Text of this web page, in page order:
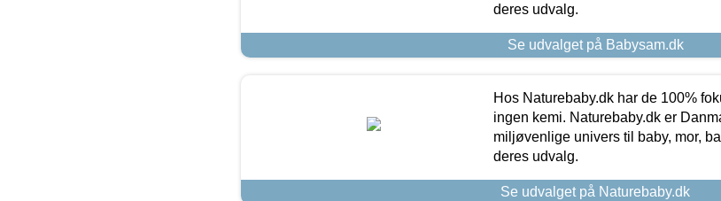
deres udvalg.
Se udvalget på Babysam.dk
Hos Naturebaby.dk har de 100%
ingen kemi. Naturebaby.dk er
miljøvenlige univers til baby, mor,
deres udvalg.
Se udvalget på Naturebaby.dk